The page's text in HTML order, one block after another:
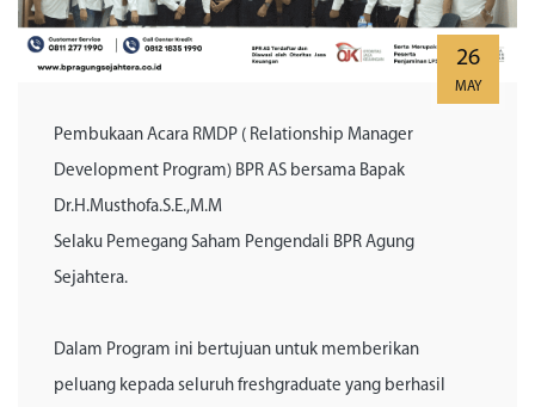
26
MAY
Pembukaan Acara RMDP ( Relationship Manager
Development Program) BPR AS bersama Bapak
Dr.H.Musthofa.S.E.,M.M
Selaku Pemegang Saham Pengendali BPR Agung
Sejahtera.
Dalam Program ini bertujuan untuk memberikan
peluang kepada seluruh freshgraduate yang berhasil